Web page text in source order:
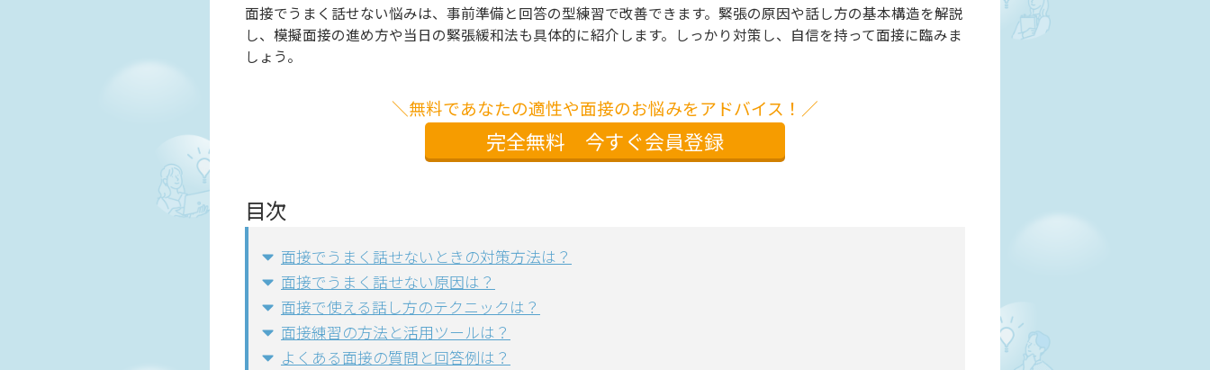
面接でうまく話せない悩みは、事前準備と回答の型練習で改善できます。緊張の原因や話し方の基本構造を解説
し、模擬面接の進め方や当日の緊張緩和法も具体的に紹介します。しっかり対策し、自信を持って面接に臨みま
しょう。
＼無料であなたの適性や面接のお悩みをアドバイス！／
完全無料 今すぐ会員登録
目次
面接でうまく話せないときの対策方法は？
面接でうまく話せない原因は？
面接で使える話し方のテクニックは？
面接練習の方法と活用ツールは？
よくある面接の質問と回答例は？